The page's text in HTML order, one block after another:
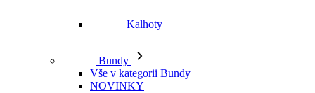
Kalhoty
Bundy
Vše v kategorii Bundy
NOVINKY